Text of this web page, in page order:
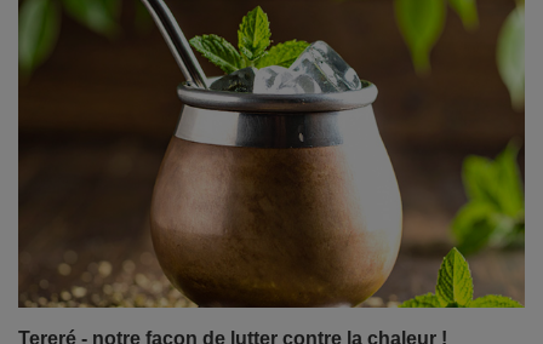
Tereré - notre façon de lutter contre la chaleur !
Il n'y a rien de tel que de réchauffer le corps et de
stimuler l'esprit avec une infusion chaude de votre yerba